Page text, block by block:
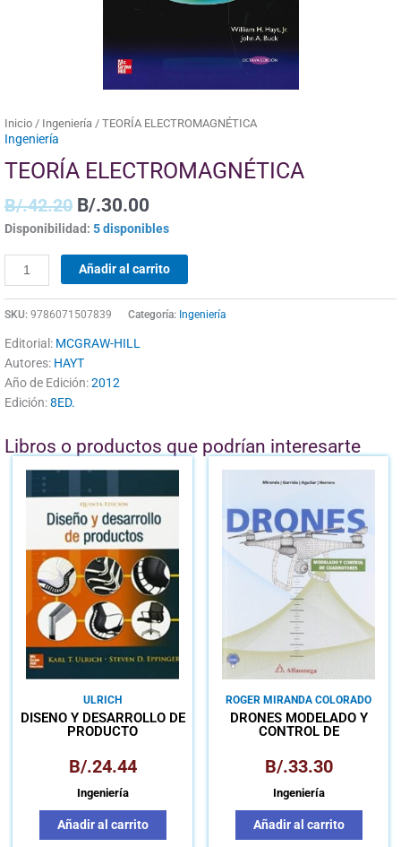
Inicio / Ingeniería / TEORÍA ELECTROMAGNÉTICA
Ingeniería
TEORÍA ELECTROMAGNÉTICA
B/.42.20 B/.30.00
Disponibilidad: 5 disponibles
Añadir al carrito
SKU: 9786071507839 Categoría: Ingeniería
Editorial: MCGRAW-HILL
Autores: HAYT
Año de Edición:2012
Edición:8ED.
Libros o productos que podrían interesarte
ULRICH
DISEÑO Y DESARROLLO DE
PRODUCTO
B/.24.44
Ingeniería
Añadir al carrito
ROGER MIRANDA COLORADO
DRONES MODELADO Y
CONTROL DE
B/.33.30
Ingeniería
Añadir al carrito